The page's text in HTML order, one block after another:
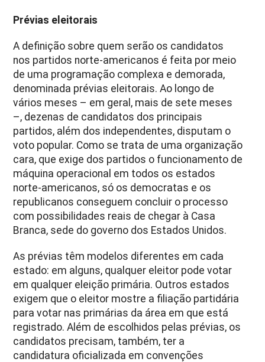
Prévias eleitorais
A definição sobre quem serão os candidatos
nos partidos norte-americanos é feita por meio
de uma programação complexa e demorada,
denominada prévias eleitorais. Ao longo de
vários meses – em geral, mais de sete meses
–, dezenas de candidatos dos principais
partidos, além dos independentes, disputam o
voto popular. Como se trata de uma organização
cara, que exige dos partidos o funcionamento de
máquina operacional em todos os estados
norte-americanos, só os democratas e os
republicanos conseguem concluir o processo
com possibilidades reais de chegar à Casa
Branca, sede do governo dos Estados Unidos.
As prévias têm modelos diferentes em cada
estado: em alguns, qualquer eleitor pode votar
em qualquer eleição primária. Outros estados
exigem que o eleitor mostre a filiação partidária
para votar nas primárias da área em que está
registrado. Além de escolhidos pelas prévias, os
candidatos precisam, também, ter a
candidatura oficializada em convenções